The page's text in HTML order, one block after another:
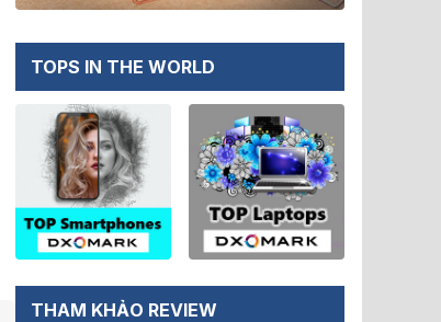
TOPS IN THE WORLD
THAM KHẢO REVIEW